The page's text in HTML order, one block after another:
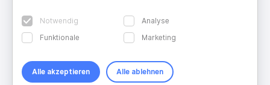
Copyright © 2026 Sygic. All right reserved. Developed by
Notwendig
Analyse
Funktionale
Marketing
Alle akzeptieren Alle ablehnen